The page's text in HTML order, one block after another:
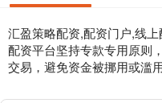
汇盈策略配资,配资门户,线
配资平台坚持专款专用原则
交易，避免资金被挪用或滥用